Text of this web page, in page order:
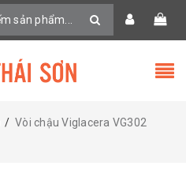
/ Vòi chậu Viglacera VG302